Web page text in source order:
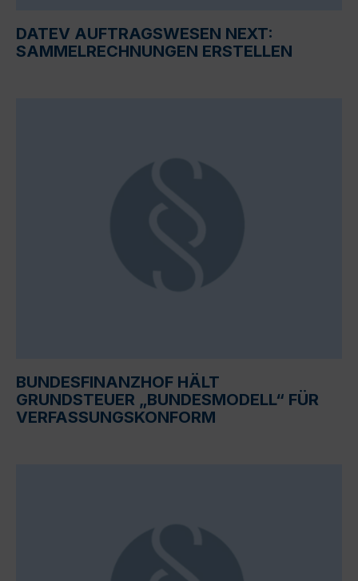
DATEV AUFTRAGSWESEN NEXT:
SAMMELRECHNUNGEN ERSTELLEN
BUNDESFINANZHOF HÄLT
GRUNDSTEUER „BUNDESMODELL“ FÜR
VERFASSUNGSKONFORM